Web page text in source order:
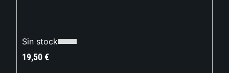
Sin stock
19,50€